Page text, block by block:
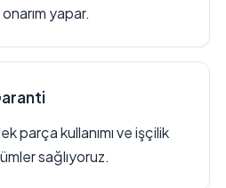
yapar.
parça kullanımı ve işçilik
sağlıyoruz.